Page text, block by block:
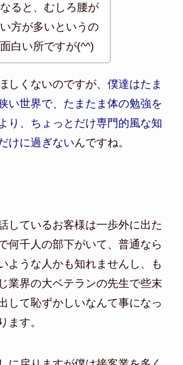
ると、むしろ腰が
方が多いというの
白い所ですが(^^)
しくないのですが、 僕達はたま
い世界で、たまたま体の勉強を
り、ちょっとだけ専門的風な知
けに過ぎないんですね。
しているお客様は一歩外に出た
何千人の部下がいて、普通なら
ような人かも知れませんし、も
業界の大ベテランの先生で些末
して恥ずかしいなんて事になっ
ます。